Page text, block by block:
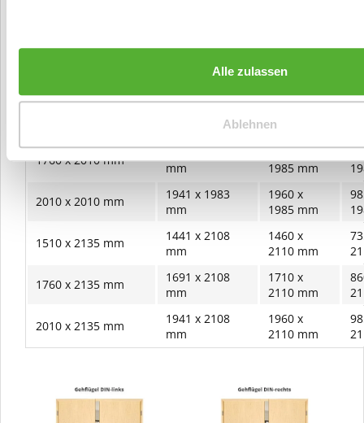
Alle zulassen
Ablehnen
Zargenfalzmaß
Bestellmaß
1985 mm
1760 x 2010 mm
1691 x 1983
mm
1710 x
1985 mm
2010 x 2010 mm
1941 x 1983
mm
1960 x
1985 mm
1510 x 2135 mm
1441 x 2108
mm
1460 x
2110 mm
1760 x 2135 mm
1691 x 2108
mm
1710 x
2110 mm
2010 x 2135 mm
1941 x 2108
mm
1960 x
2110 mm